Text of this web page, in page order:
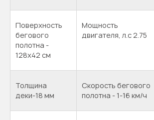
Поверхность
бегового
полотна -
128х42 см
Мощность
двигателя, л.с 2.75
Толщина
деки-18 мм
Скорость бегового
полотна - 1-16 км/ч